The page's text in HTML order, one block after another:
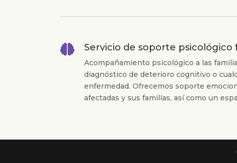
 Servicio de soporte psicológico
Acompañamiento psicológico a las
diagnóstico de deterioro cognitivo o
enfermedad. Ofrecemos soporte
afectadas y sus familias, así como un